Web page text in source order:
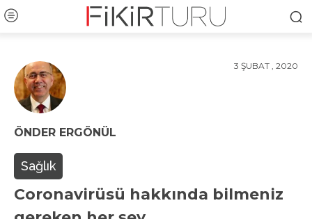
3 ŞUBAT , 2020
ÖNDER ERGÖNÜL
Sağlık
Coronavirüsü hakkında bilmeniz